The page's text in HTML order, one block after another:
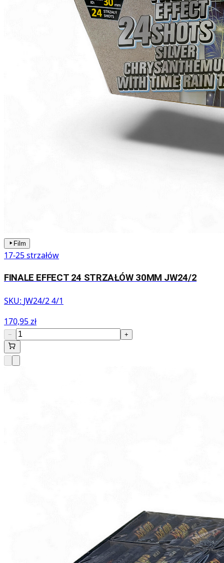
Film
17-25 strzałów
FINALE EFFECT 24 STRZAŁÓW 30MM JW24/2
SKU: JW24/2 4/1
170,95 zł
− +